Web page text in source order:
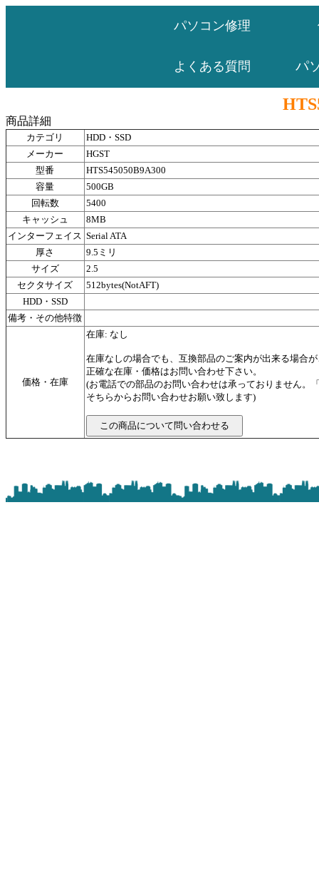
パソコン修理
よくある質問 パ
商品詳細
カテゴリ
HDD・SSD
メーカー
HGST
型番
HTS545050B9A300
容量
500GB
回転数
5400
キャッシュ
8MB
インターフェイス Serial ATA
厚さ
9.5ミリ
サイズ
2.5
セクタサイズ
512bytes(NotAFT)
HDD・SSD
備考・その他特徴
価格・在庫
在庫: なし
在庫なしの場合でも、互換部品のご案内が出来る場合
正確な在庫・価格はお問い合わせ下さい。
(お電話での部品のお問い合わせは承っておりません。
そちらからお問い合わせお願い致します)